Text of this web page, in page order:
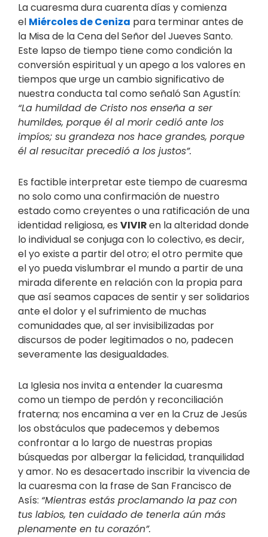
La cuaresma dura cuarenta días y comienza
el Miércoles de Ceniza para terminar antes de
la Misa de la Cena del Señor del Jueves Santo.
Este lapso de tiempo tiene como condición la
conversión espiritual y un apego a los valores en
tiempos que urge un cambio significativo de
nuestra conducta tal como señaló San Agustín:
“La humildad de Cristo nos enseña a ser
humildes, porque él al morir cedió ante los
impíos; su grandeza nos hace grandes, porque
él al resucitar precedió a los justos”.
Es factible interpretar este tiempo de cuaresma
no solo como una confirmación de nuestro
estado como creyentes o una ratificación de una
identidad religiosa, es VIVIRen la alteridad donde
lo individual se conjuga con lo colectivo, es decir,
el yo existe a partir del otro; el otro permite que
el yo pueda vislumbrar el mundo a partir de una
mirada diferente en relación con la propia para
que así seamos capaces de sentir y ser solidarios
ante el dolor y el sufrimiento de muchas
comunidades que, al ser invisibilizadas por
discursos de poder legitimados o no, padecen
severamente las desigualdades.
La Iglesia nos invita a entender la cuaresma
como un tiempo de perdón y reconciliación
fraterna; nos encamina a ver en la Cruz de Jesús
los obstáculos que padecemos y debemos
confrontar a lo largo de nuestras propias
búsquedas por albergar la felicidad, tranquilidad
y amor. No es desacertado inscribir la vivencia de
la cuaresma con la frase de San Francisco de
Asís: “Mientras estás proclamando la paz con
tus labios, ten cuidado de tenerla aún más
plenamente en tu corazón”.